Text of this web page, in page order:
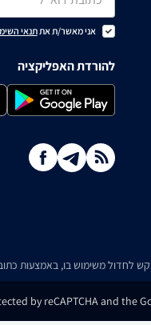
אני מאשר/ת אתתנאי
להורדת האפליקציה
לחדול משימוש בו, באמצעות
by reCAPTCHA and the